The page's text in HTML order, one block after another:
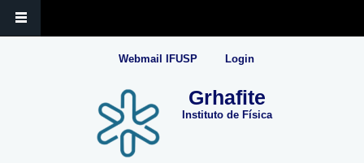
Webmail IFUSP Login
Grhafite
Instituto de Física